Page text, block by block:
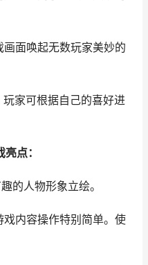
面唤起无数玩家美妙的
家可根据自己的喜好进
点：
的人物形象立绘。
内容操作特别简单。使